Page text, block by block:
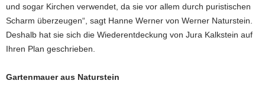
und sogar Kirchen verwendet, da sie vor allem durch puristischen
Scharm überzeugen“, sagt Hanne Werner von Werner Naturstein.
Deshalb hat sie sich die Wiederentdeckung von Jura Kalkstein auf
Ihren Plan geschrieben.
Gartenmauer aus Naturstein